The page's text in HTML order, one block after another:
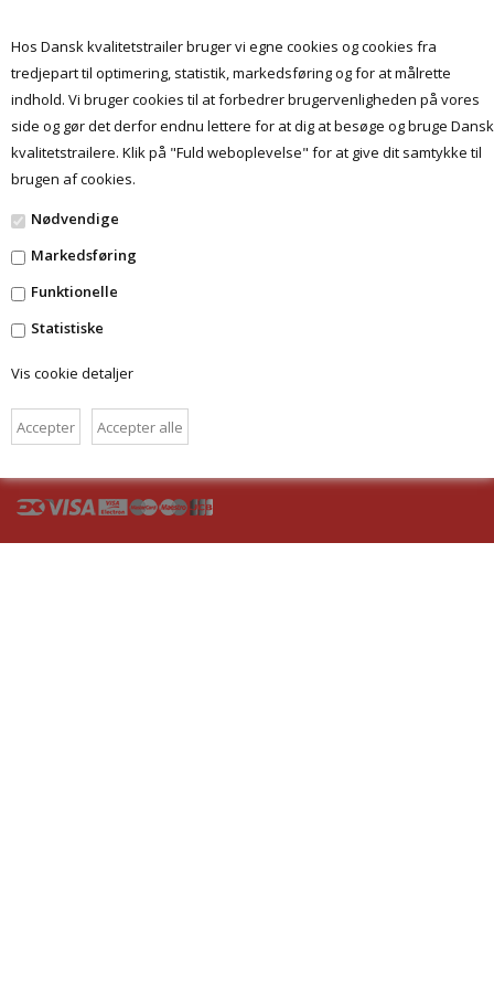
Hos Dansk kvalitetstrailer bruger vi egne cookies og cookies fra
tredjepart til optimering, statistik, markedsføring og for at målrette
indhold. Vi bruger cookies til at forbedrer brugervenligheden på vores
side og gør det derfor endnu lettere for at dig at besøge og bruge Dansk
kvalitetstrailere. Klik på "Fuld weboplevelse" for at give dit samtykke til
brugen af cookies.
Nødvendige
Markedsføring
Funktionelle
Statistiske
Vis cookie detaljer
Menu
Ingen varer fundet
BETINGELSER
DANSKKVALITETSTRAILER.DK
CVR: 32 34 29 30